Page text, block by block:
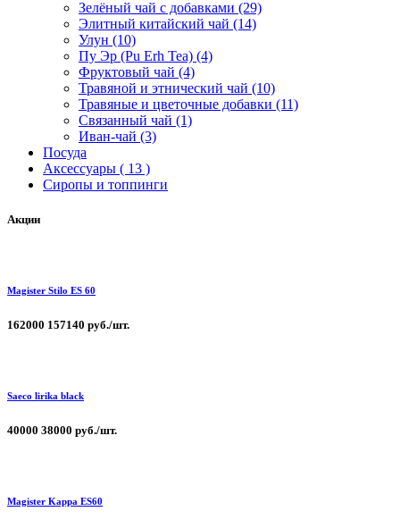
Зелёный чай с добавками (29)
Элитный китайский чай (14)
Улун (10)
Пу Эр (Pu Erh Tea) (4)
Фруктовый чай (4)
Травяной и этнический чай (10)
Травяные и цветочные добавки (11)
Связанный чай (1)
Иван-чай (3)
Посуда
Аксессуары ( 13 )
Сиропы и топпинги
Акции
Magister Stilo ES 60
162000 157140 руб./шт.
Saeco lirika black
40000 38000 руб./шт.
Magister Kappa ЕS60